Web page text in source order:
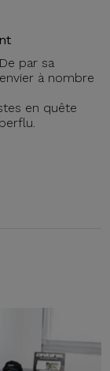
par sa
à nombre
en quête